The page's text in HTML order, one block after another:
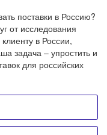
поставки в Россию?
от исследования
в России,
задача – упростить и
для российских